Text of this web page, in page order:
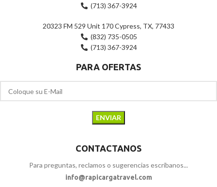
(713) 367-3924
20323 FM 529 Unit 170 Cypress, TX, 77433
(832) 735-0505
(713) 367-3924
PARA OFERTAS
CONTACTANOS
Para preguntas, reclamos o sugerencias escríbanos...
info@rapicargatravel.com